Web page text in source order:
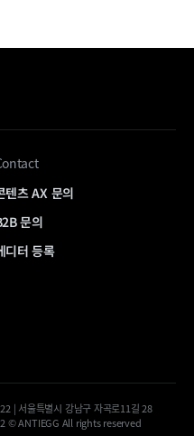
텐츠 AX 문의
문의
디터 등록
| 서울특별시 강남구 자곡로11길 28
© ANTIEGG All rights reserved